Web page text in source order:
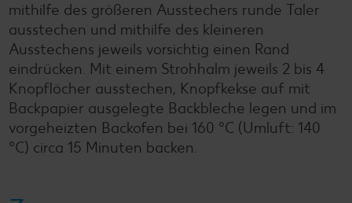
mithilfe des größeren Ausstechers runde Taler
ausstechen und mithilfe des kleineren
Ausstechens jeweils vorsichtig einen Rand
eindrücken. Mit einem Strohhalm jeweils 2 bis 4
Knopflöcher ausstechen, Knopfkekse auf mit
Backpapier ausgelegte Backbleche legen und im
vorgeheizten Backofen bei 160 °C (Umluft: 140
°C) circa 15 Minuten backen.